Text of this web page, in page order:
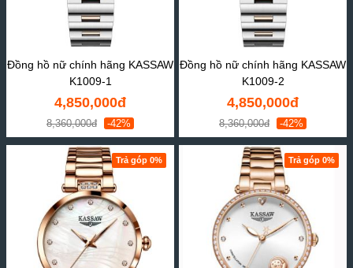
Đồng hồ nữ chính hãng KASSAW
K1009-1
4,850,000đ
8,360,000đ -42%
Đồng hồ nữ chính hãng KASSAW
K1009-2
4,850,000đ
8,360,000đ -42%
Trả góp 0% Trả góp 0%